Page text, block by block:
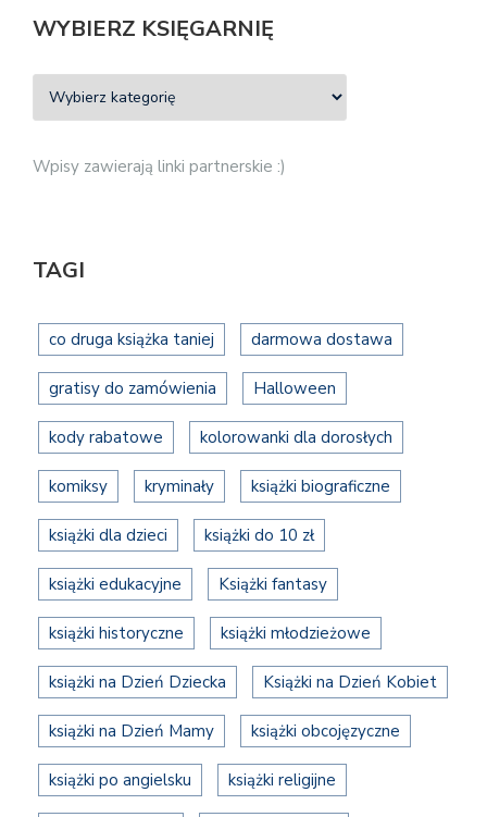
WYBIERZ KSIĘGARNIĘ
Wpisy zawierają linki partnerskie :)
TAGI
co druga książka taniej darmowa dostawa
gratisy do zamówienia Halloween
kody rabatowe kolorowanki dla dorosłych
komiksy kryminały książki biograficzne
książki dla dzieci książki do 10 zł
książki edukacyjne Książki fantasy
książki historyczne książki młodzieżowe
książki na Dzień Dziecka Książki na Dzień Kobiet
książki na Dzień Mamy książki obcojęzyczne
książki po angielsku książki religijne